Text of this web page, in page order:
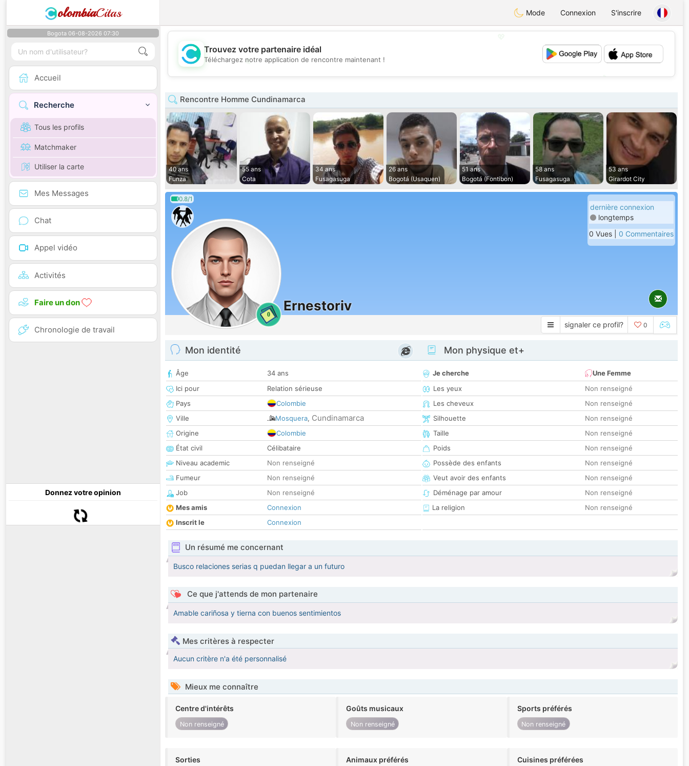
olombiaCitas Mode Connexion S'inscrire
Bogota 06-08-2026 07:30
Accueil
Recherche
Tous les profils
Matchmaker
Utiliser la carte
Mes Messages
Chat
Appel vidéo
Activités
Faire un don
Chronologie de travail
Donnez votre opinion
💕
Trouvez votre partenaire idéal
Téléchargez notre application de rencontre maintenant !
Rencontre Homme Cundinamarca
40 ans
Funza
55 ans
Cota
34 ans
Fusagasuga
26 ans
Bogotá (Usaquen)
51 ans
Bogotá (Fontibon)
58 ans
Fusagasuga
53 ans
Girardot City
0.8/1
0
Ernestoriv
dernière connexion
longtemps
0 Vues | 0 Commentaires
signaler ce profil? 0
Mon identité
Âge
34 ans
Ici pour
Relation sérieuse
Pays
Colombie
Ville
Mosquera, Cundinamarca
Origine
Colombie
État civil
Célibataire
Niveau academic
Non renseigné
Fumeur
Non renseigné
Job
Non renseigné
Mes amis
Connexion
Inscrit le
Connexion
Mon physique et+
Je cherche
Une Femme
Les yeux
Non renseigné
Les cheveux
Non renseigné
Silhouette
Non renseigné
Taille
Non renseigné
Poids
Non renseigné
Possède des enfants
Non renseigné
Veut avoir des enfants
Non renseigné
Déménage par amour
Non renseigné
La religion
Non renseigné
Un résumé me concernant
Busco relaciones serias q puedan llegar a un futuro
Ce que j'attends de mon partenaire
Amable cariñosa y tierna con buenos sentimientos
Mes critères à respecter
Aucun critère n'a été personnalisé
Mieux me connaître
Centre d'intérêts
Non renseigné
Goûts musicaux
Non renseigné
Sports préférés
Non renseigné
Sorties Animaux préférés Cuisines préférées